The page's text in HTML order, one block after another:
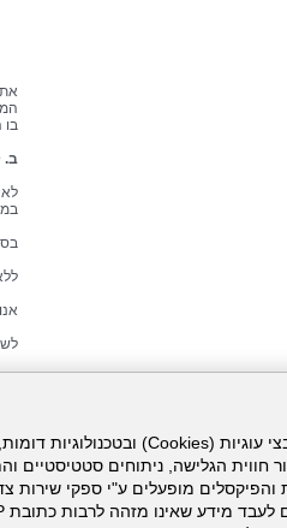
חווית הגלישה, ניתוחים סטטיסטיים
בו
ב.